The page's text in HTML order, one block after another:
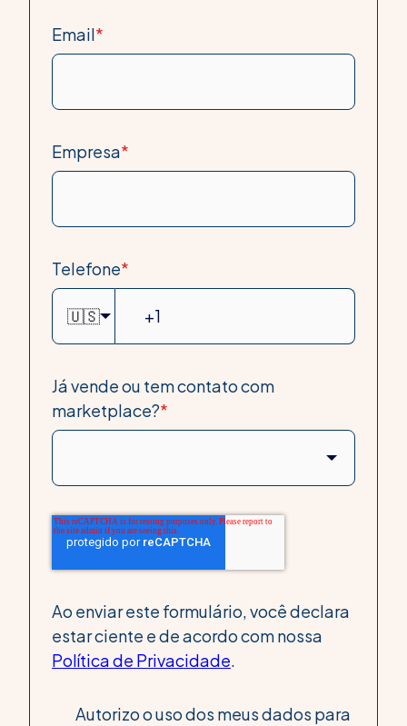
Email*
Empresa*
Telefone*
🇺🇸
Já vende ou tem contato com
marketplace?*
Ao enviar este formulário, você declara
estar ciente e de acordo com nossa
Política de Privacidade
Autorizo o uso dos meus dados para